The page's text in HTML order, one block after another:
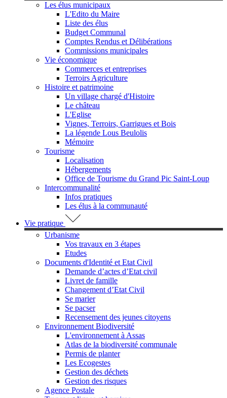
Les élus municipaux
L'Edito du Maire
Liste des élus
Budget Communal
Comptes Rendus et Délibérations
Commissions municipales
Vie économique
Commerces et entreprises
Terroirs Agriculture
Histoire et patrimoine
Un village chargé d'Histoire
Le château
L'Eglise
Vignes, Terroirs, Garrigues et Bois
La légende Lous Beulolis
Mémoire
Tourisme
Localisation
Hébergements
Office de Tourisme du Grand Pic Saint-Loup
Intercommunalité
Infos pratiques
Les élus à la communauté
Vie pratique
Urbanisme
Vos travaux en 3 étapes
Etudes
Documents d'Identité et Etat Civil
Demande d’actes d’Etat civil
Livret de famille
Changement d’Etat Civil
Se marier
Se pacser
Recensement des jeunes citoyens
Environnement Biodiversité
L'environnement à Assas
Atlas de la biodiversité communale
Permis de planter
Les Ecogestes
Gestion des déchets
Gestion des risques
Agence Postale